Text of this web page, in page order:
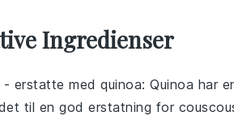
Ingredienser
- erstatte med quinoa: Quinoa har
til en god erstatning for